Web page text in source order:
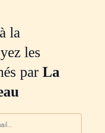
la
les
par La